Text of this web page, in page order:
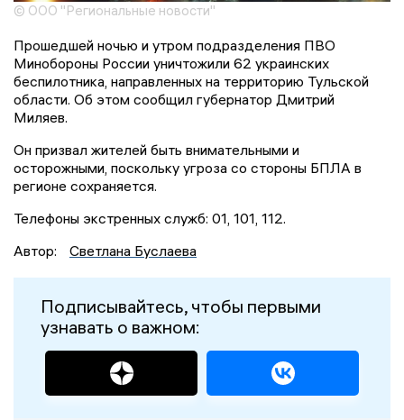
© ООО "Региональные новости"
Прошедшей ночью и утром подразделения ПВО
Минобороны России уничтожили 62 украинских
беспилотника, направленных на территорию Тульской
области. Об этом сообщил губернатор Дмитрий
Миляев.
Он призвал жителей быть внимательными и
осторожными, поскольку угроза со стороны БПЛА в
регионе сохраняется.
Телефоны экстренных служб: 01, 101, 112.
Автор:
Светлана Буслаева
Подписывайтесь, чтобы первыми
узнавать о важном: